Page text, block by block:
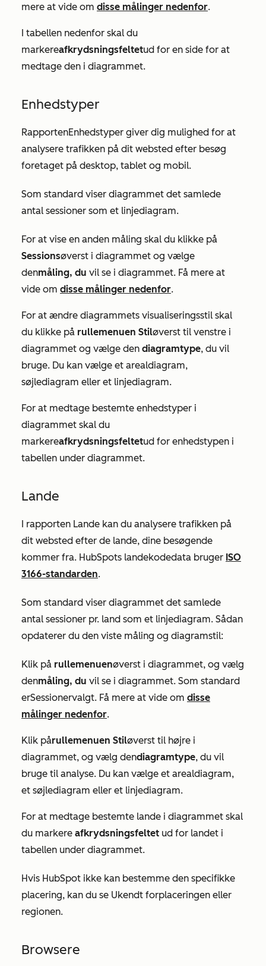
mere at vide om disse målinger nedenfor.
I tabellen nedenfor skal du
markereafkrydsningsfeltetud for en side for at
medtage den i diagrammet.
Enhedstyper
RapportenEnhedstyper giver dig mulighed for at
analysere trafikken på dit websted efter besøg
foretaget på desktop, tablet og mobil.
Som standard viser diagrammet det samlede
antal sessioner som et linjediagram.
For at vise en anden måling skal du klikke på
Sessionsøverst i diagrammet og vælge
denmåling, du vil se i diagrammet. Få mere at
vide om disse målinger nedenfor.
For at ændre diagrammets visualiseringsstil skal
du klikke på rullemenuen Stiløverst til venstre i
diagrammet og vælge den diagramtype, du vil
bruge. Du kan vælge et arealdiagram,
søjlediagram eller et linjediagram.
For at medtage bestemte enhedstyper i
diagrammet skal du
markereafkrydsningsfeltetud for enhedstypen i
tabellen under diagrammet.
Lande
I rapporten Lande kan du analysere trafikken på
dit websted efter de lande, dine besøgende
kommer fra. HubSpots landekodedata bruger ISO
3166-standarden.
Som standard viser diagrammet det samlede
antal sessioner pr. land som et linjediagram. Sådan
opdaterer du den viste måling og diagramstil:
Klik på rullemenuenøverst i diagrammet, og vælg
denmåling, du vil se i diagrammet. Som standard
erSessionervalgt. Få mere at vide om disse
målinger nedenfor.
Klik pårullemenuen Stiløverst til højre i
diagrammet, og vælg dendiagramtype, du vil
bruge til analyse. Du kan vælge et arealdiagram,
et søjlediagram eller et linjediagram.
For at medtage bestemte lande i diagrammet skal
du markere afkrydsningsfeltet ud for landet i
tabellen under diagrammet.
Hvis HubSpot ikke kan bestemme den specifikke
placering, kan du se Ukendt forplaceringen eller
regionen.
Browsere